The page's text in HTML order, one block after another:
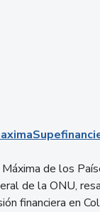
de los
de la ONU,
financiera en